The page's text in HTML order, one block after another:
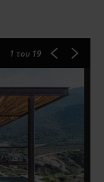
1 του 19